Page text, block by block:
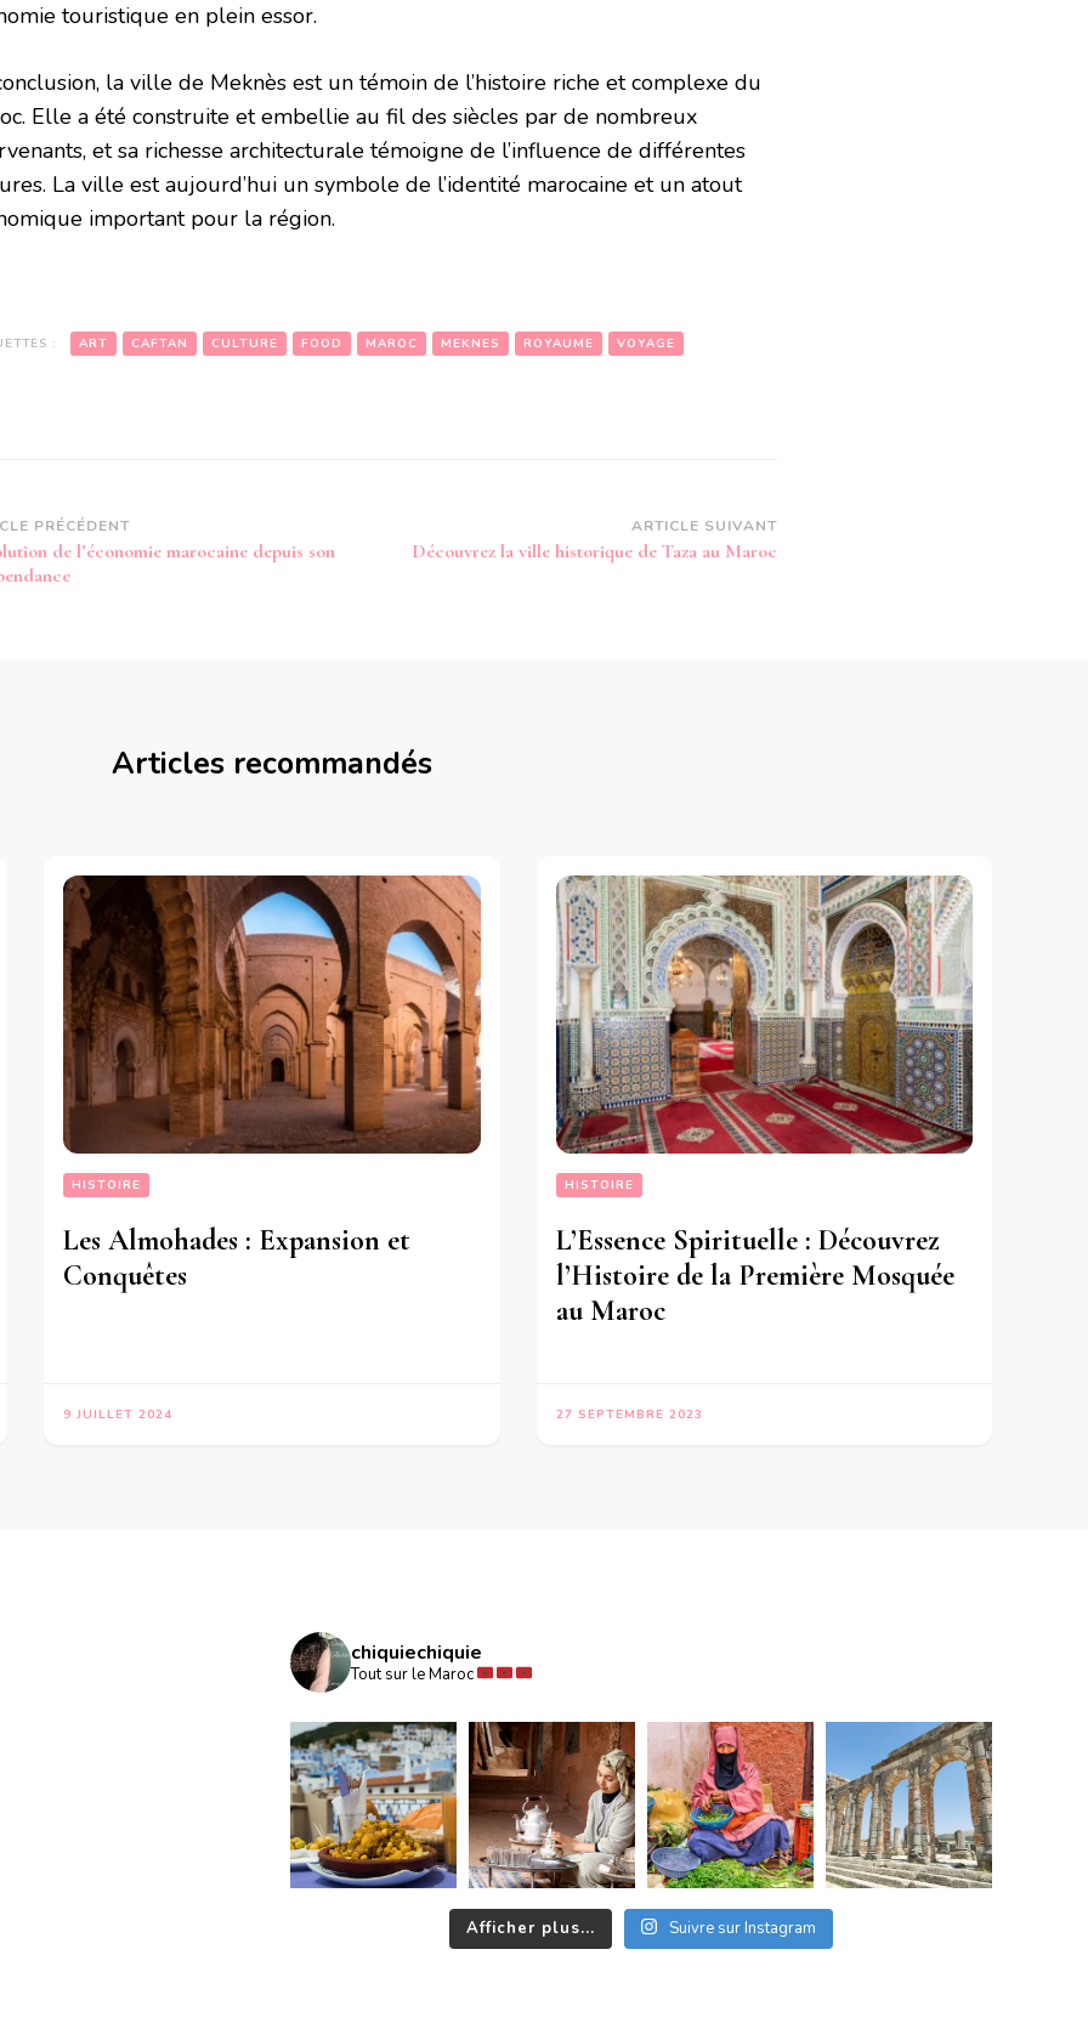
touristique en plein essor.
la ville de Meknès est un témoin de l’histoire riche et complexe du
Elle a été construite et embellie au fil des siècles par de nombreux
et sa richesse architecturale témoigne de l’influence de différentes
La ville est aujourd’hui un symbole de l’identité marocaine et un atout
important pour la région.
: ART CAFTAN CULTURE FOOD MAROC MEKNES ROYAUME VOYAGE
PRÉCÉDENT
de l’économie marocaine depuis son
ARTICLE SUIVANT
Découvrez la ville historique de Taza au Maroc
Articles recommandés
HISTOIRE
Les Almohades : Expansion et
Conquêtes
9 JUILLET 2024
HISTOIRE
L’Essence Spirituelle : Découvrez
l’Histoire de la Première Mosquée
au Maroc
27 SEPTEMBRE 2023
chiquiechiquie
Tout sur le Maroc
Afficher plus... Suivre sur Instagram